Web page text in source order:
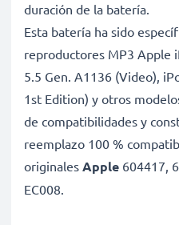
duración de la batería.
Esta batería ha sido
reproductores MP3 Apple
5.5 Gen. A1136 (Video),
1st Edition) y otros
de compatibilidades y
reemplazo 100 %
originales Apple 604417,
EC008.